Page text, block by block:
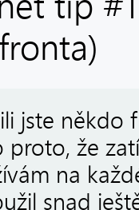
jste někdo
proto, že
na
snad